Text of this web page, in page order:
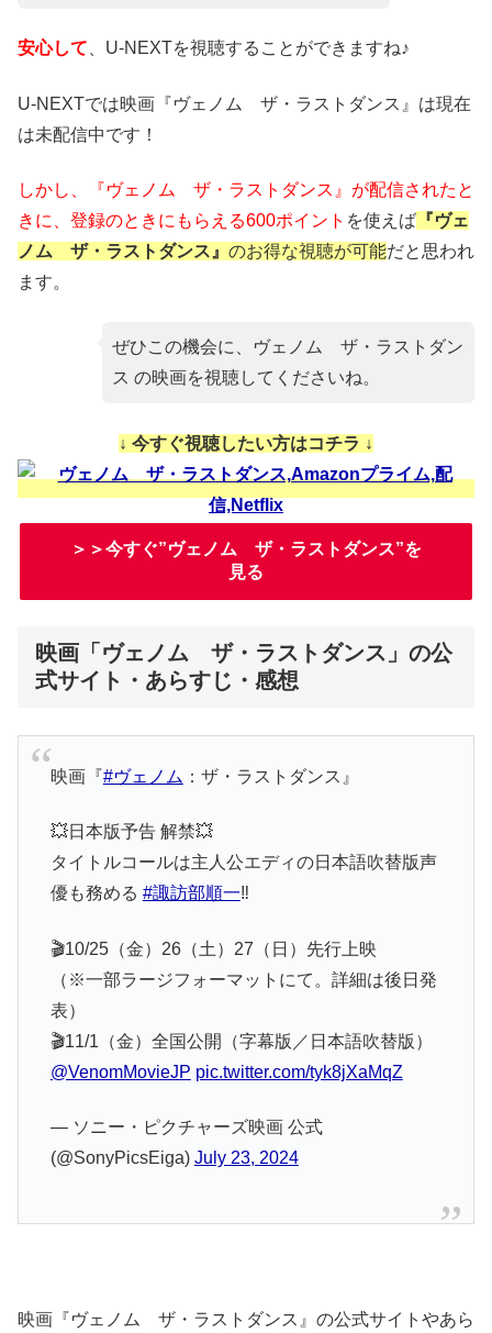
安心して 、U-NEXTを視聴することができますね♪
U-NEXTでは映画『ヴェノム ザ・ラストダンス』は現在
は未配信中です！
しかし、『ヴェノム ザ・ラストダンス』が配信されたと
きに、 登録のときにもらえる600ポイント を使えば 『ヴェ
ノム ザ・ラストダンス』 のお得な視聴が可能だと思われ
ます。
ぜひこの機会に、ヴェノム ザ・ラストダン
ス の映画を視聴してくださいね。
↓ 今すぐ視聴したい方はコチラ ↓
＞＞今すぐ”ヴェノム ザ・ラストダンス”を
見る
映画「ヴェノム ザ・ラストダンス」の公
式サイト・あらすじ・感想
映画『#ヴェノム ：ザ・ラストダンス』
💥日本版予告 解禁💥
タイトルコールは主人公エディの日本語吹替版声
優も務める #諏訪部順一‼️
🎬10/25（金）26（土）27（日）先行上映
（※一部ラージフォーマットにて。詳細は後日発
表）
🎬11/1（金）全国公開（字幕版／日本語吹替版）
@VenomMovieJP pic.twitter.com/tyk8jXaMqZ
— ソニー・ピクチャーズ映画 公式
(@SonyPicsEiga) July 23, 2024
映画『ヴェノム ザ・ラストダンス』の公式サイトやあら